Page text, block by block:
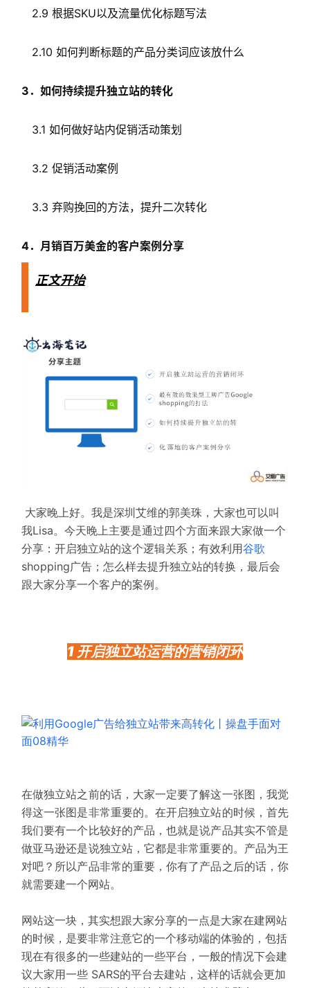
2.9 根据SKU以及流量优化标题写法
2.10 如何判断标题的产品分类词应该放什么
3．如何持续提升独立站的转化
3.1 如何做好站内促销活动策划
3.2 促销活动案例
3.3 弃购挽回的方法，提升二次转化
4．月销百万美金的客户案例分享
正文开始
大家晚上好。 我是深圳艾维的郭美珠，大家也可以叫
我Lisa。 今天晚上主要是通过四个方面来跟大家做一个
分享： 开启独立站的这个逻辑关系； 有效利用谷歌
shopping广告； 怎么样去提升独立站的转换，最后会
跟大家分享一个客户的案例。
1 开启独立站运营的营销闭环
在做独立站之前的话，大家一定要了解这一张图，我觉
得这一张图是非常重要的。在开启独立站的时候，首先
我们要有一个比较好的产品，也就是说产品其实不管是
做亚马逊还是说独立站，它都是非常重要的。产品为王
对吧？所以产品非常的重要，你有了产品之后的话，你
就需要建一个网站。
网站这一块，其实想跟大家分享的一点是大家在建网站
的时候，是要非常注意它的一个移动端的体验的，包括
现在有很多的一些建站的一些平台，一般的情况下会建
议大家用一些 SARS的平台去建站，这样的话就会更加